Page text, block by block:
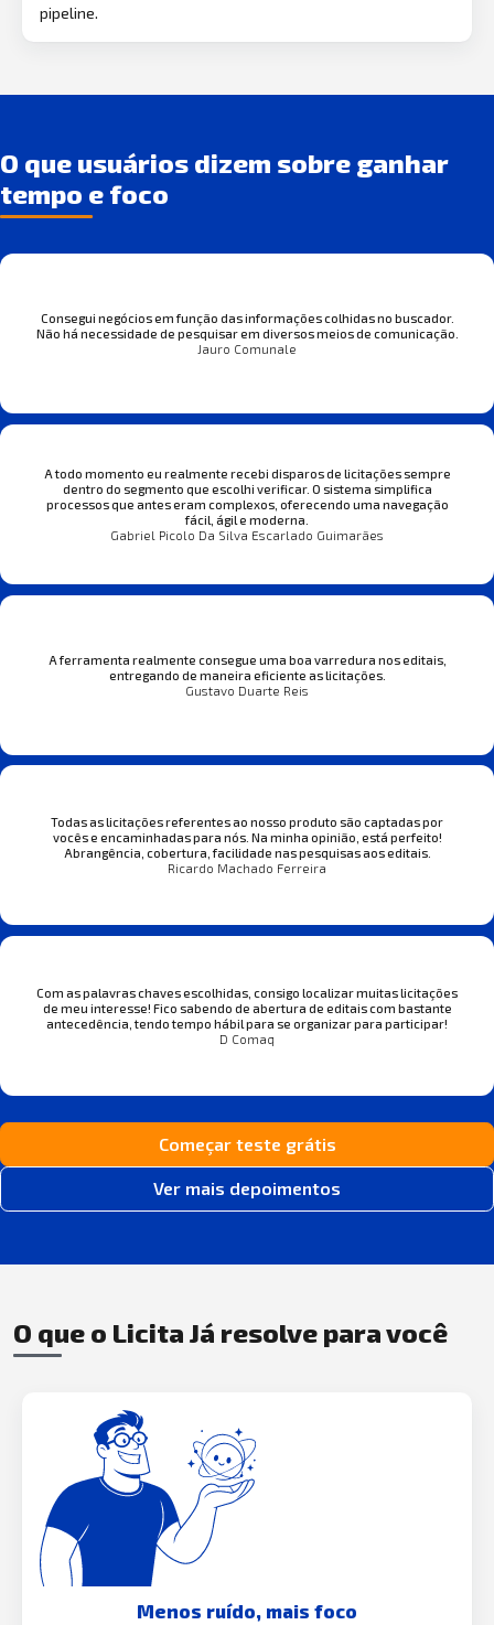
pipeline.
O que usuários dizem sobre ganhar
tempo e foco
Consegui negócios em função das informações colhidas no buscador.
Não há necessidade de pesquisar em diversos meios de comunicação.
Jauro Comunale
A todo momento eu realmente recebi disparos de licitações sempre
dentro do segmento que escolhi verificar. O sistema simplifica
processos que antes eram complexos, oferecendo uma navegação
fácil, ágil e moderna.
Gabriel Picolo Da Silva Escarlado Guimarães
A ferramenta realmente consegue uma boa varredura nos editais,
entregando de maneira eficiente as licitações.
Gustavo Duarte Reis
Todas as licitações referentes ao nosso produto são captadas por
vocês e encaminhadas para nós. Na minha opinião, está perfeito!
Abrangência, cobertura, facilidade nas pesquisas aos editais.
Ricardo Machado Ferreira
Com as palavras chaves escolhidas, consigo localizar muitas licitações
de meu interesse! Fico sabendo de abertura de editais com bastante
antecedência, tendo tempo hábil para se organizar para participar!
D Comaq
Começar teste grátis
Ver mais depoimentos
O que o Licita Já resolve para você
Menos ruído, mais foco